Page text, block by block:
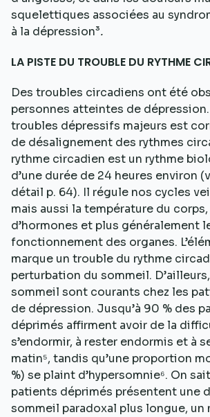
squelettiques associées au
à la dépression³.
LA PISTE DU TROUBLE DU RYTHME
Des troubles circadiens ont été
personnes atteintes de
troubles dépressifs majeurs est
de désalignement des rythmes
rythme circadien est un rythme
d’une durée de 24 heures environ
détail p. 64). Il régule nos cycles
mais aussi la température du
d’hormones et plus généralement
fonctionnement des organes.
marque un trouble du rythme
perturbation du sommeil.
sommeil sont courants chez les
de dépression. Jusqu’à 90 % des
déprimés affirment avoir de la
s’endormir, à rester endormis et à
matin⁵, tandis qu’une proportion
%) se plaint d’hypersomnie⁶. On
patients déprimés présentent une
sommeil paradoxal plus longue, un